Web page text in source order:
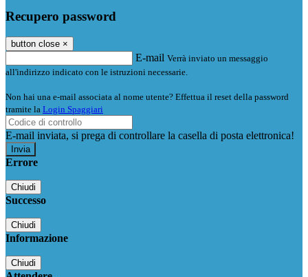
Recupero password
button close ×
E-mail Verrà inviato un messaggio
all'indirizzo indicato con le istruzioni necessarie.
Non hai una e-mail associata al nome utente? Effettua il reset della password
tramite la Login Spaggiari
E-mail inviata, si prega di controllare la casella di posta elettronica!
Errore
Chiudi
Successo
Chiudi
Informazione
Chiudi